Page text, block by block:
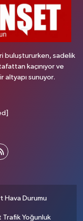
buluştururken, sadelik
kaçınıyor ve
altyapı sunuyor.
Hava Durumu
Trafik Yoğunluk